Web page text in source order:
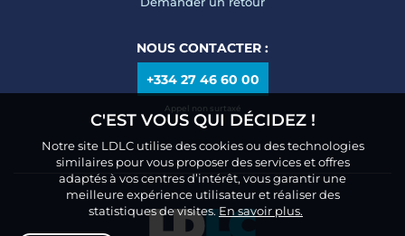
NOUS CONTACTER :
+334 27 46 60 00
Appel non surtaxé
C'EST VOUS QUI DÉCIDEZ !
Notre site LDLC utilise des cookies ou des technologies
similaires pour vous proposer des services et offres
adaptés à vos centres d’intérêt, vous garantir une
meilleure expérience utilisateur et réaliser des
statistiques de visites.En savoir plus.